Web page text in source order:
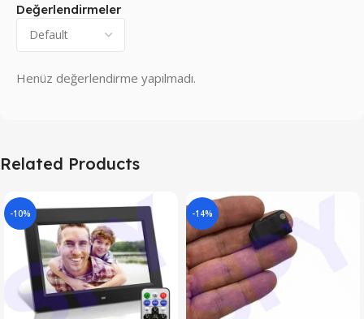
Değerlendirmeler
Henüz değerlendirme yapılmadı.
Related Products
-10% -14%